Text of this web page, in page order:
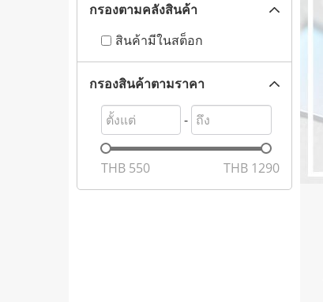
กรองตามคลังสินค้า
สินค้ามีในสต็อก
กรองสินค้าตามราคา
-
THB 550 THB 1290